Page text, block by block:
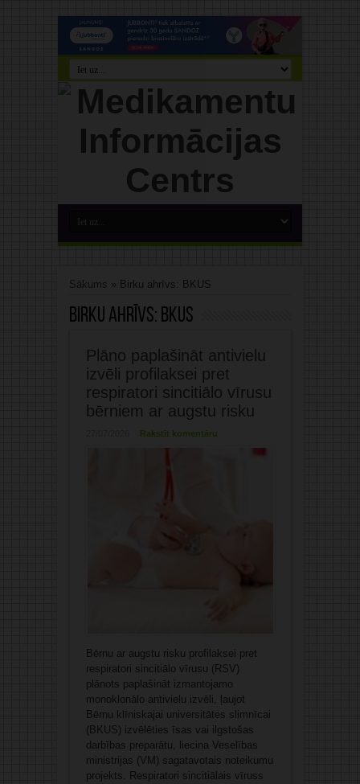
Sākums » Birku ahrīvs: BKUS
Birku ahrīvs: BKUS
Plāno paplašināt antivielu
izvēli profilaksei pret
respiratori sincitiālo vīrusu
bērniem ar augstu risku
Rakstīt komentāru
Bērnu ar augstu risku profilaksei pret
respiratori sincitiālo vīrusu (RSV)
plānots paplašināt izmantojamo
monoklonālo antivielu izvēli, ļaujot
Bērnu klīniskajai universitātes slimnīcai
(BKUS) izvēlēties īsas vai ilgstošas
darbības preparātu, liecina Veselības
ministrijas (VM) sagatavotais noteikumu
projekts. Respiratori sincitiālais vīruss